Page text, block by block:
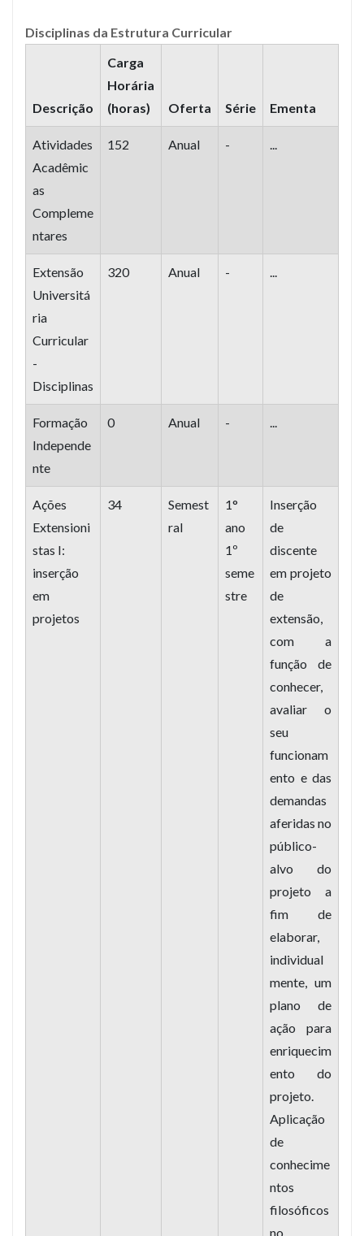
Disciplinas da Estrutura Curricular
Descrição
Carga
Horária
(horas)
Oferta Série Ementa
Atividades
Acadêmic
as
Compleme
ntares
152 Anual - ...
Extensão
Universitá
ria
Curricular
-
Disciplinas
320 Anual - ...
Formação
Independe
nte
0 Anual - ...
Ações
Extensioni
stas I:
inserção
em
projetos
34
Semest
ral
1°
ano
1º
seme
stre
Inserção
de
discente
em projeto
de
extensão,
com a
função de
conhecer,
avaliar o
seu
funcionam
ento e das
demandas
aferidas no
público-
alvo do
projeto a
fim de
elaborar,
individual
mente, um
plano de
ação para
enriquecim
ento do
projeto.
Aplicação
de
conhecime
ntos
filosóficos
no